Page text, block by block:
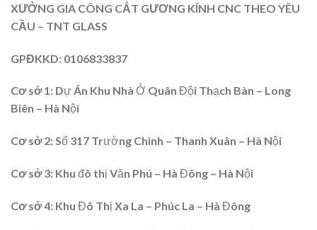
XƯỞNG GIA CÔNG CẮT GƯƠNG KÍNH CNC THEO YÊU
CẦU – TNT GLASS
GPĐKKD: 0106833837
Cơ sở 1: Dự Án Khu Nhà Ở Quân Đội Thạch Bàn – Long
Biên – Hà Nội
Cơ sở 2: Số 317 Trường Chinh – Thanh Xuân – Hà Nội
Cơ sở 3: Khu đô thị Văn Phú – Hà Đông – Hà Nội
Cơ sở 4: Khu Đô Thị Xa La – Phúc La – Hà Đông